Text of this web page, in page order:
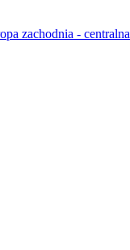
zachodnia - centralna